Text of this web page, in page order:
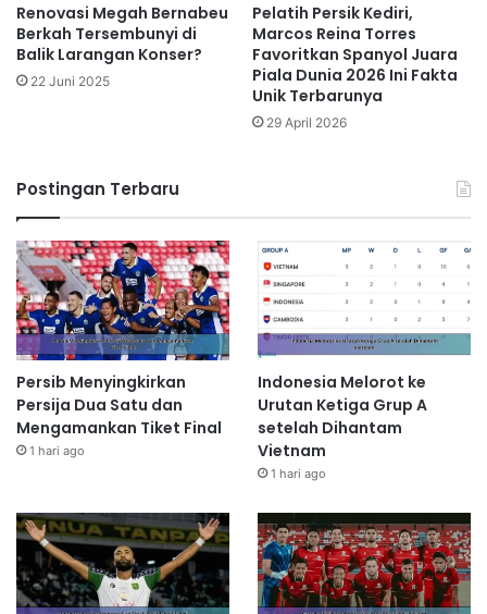
Renovasi Megah Bernabeu
Berkah Tersembunyi di
Balik Larangan Konser?
22 Juni 2025
Pelatih Persik Kediri,
Marcos Reina Torres
Favoritkan Spanyol Juara
Piala Dunia 2026 Ini Fakta
Unik Terbarunya
29 April 2026
Postingan Terbaru
Persib Menyingkirkan
Persija Dua Satu dan
Mengamankan Tiket Final
1 hari ago
Indonesia Melorot ke
Urutan Ketiga Grup A
setelah Dihantam
Vietnam
1 hari ago